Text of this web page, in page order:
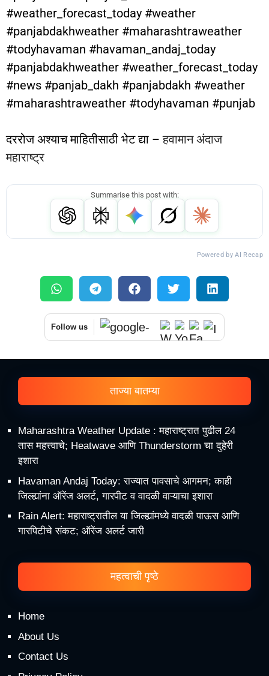
#weather_forecast_today #weather
#panjabdakhweather #maharashtraweather
#todyhavaman #havaman_andaj_today
#panjabdakhweather #weather_forecast_today
#news #panjab_dakh #panjabdakh #weather
#maharashtraweather #todyhavaman #punjab
दररोज अश्याच माहितीसाठी भेट द्या –हवामान अंदाज
महाराष्ट्र
Summarise this post with:
Powered by AI Recap
Follow us
ताज्या बातम्या
Maharashtra Weather Update : महाराष्ट्रात पुढील 24
तास महत्त्वाचे; Heatwave आणि Thunderstorm चा दुहेरी
इशारा
Havaman Andaj Today: राज्यात पावसाचे आगमन; काही
जिल्ह्यांना ऑरेंज अलर्ट, गारपीट व वादळी वाऱ्याचा इशारा
Rain Alert: महाराष्ट्रातील या जिल्ह्यांमध्ये वादळी पाऊस आणि
गारपिटीचे संकट; ऑरेंज अलर्ट जारी
महत्वाची पृष्ठे
Home
About Us
Contact Us